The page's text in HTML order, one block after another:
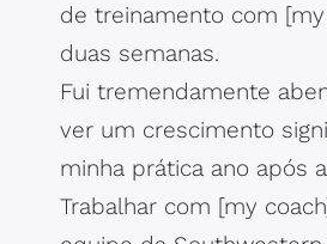
de treinamento com
duas semanas.
Fui tremendamente
ver um crescimento
minha prática ano após
Trabalhar com [my